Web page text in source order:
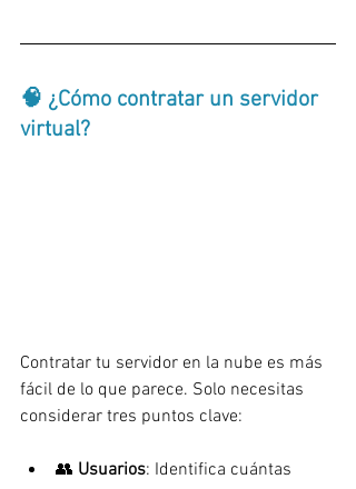
🧠 ¿Cómo contratar un servidor
virtual?
Contratar tu servidor en la nube es más
fácil de lo que parece. Solo necesitas
considerar tres puntos clave:
👥 Usuarios: Identifica cuántas